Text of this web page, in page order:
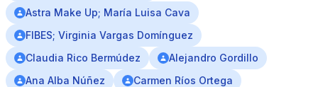
Astra Make Up; María Luisa Cava
FIBES; Virginia Vargas Domínguez
Claudia Rico Bermúdez
Alejandro Gordillo
Ana Alba Núñez
Carmen Ríos Ortega